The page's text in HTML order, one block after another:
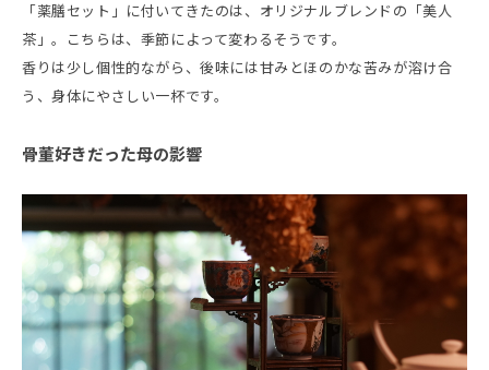
「薬膳セット」に付いてきたのは、オリジナルブレンドの「美人
茶」。こちらは、季節によって変わるそうです。
香りは少し個性的ながら、後味には甘みとほのかな苦みが溶け合
う、身体にやさしい一杯です。
骨董好きだった母の影響